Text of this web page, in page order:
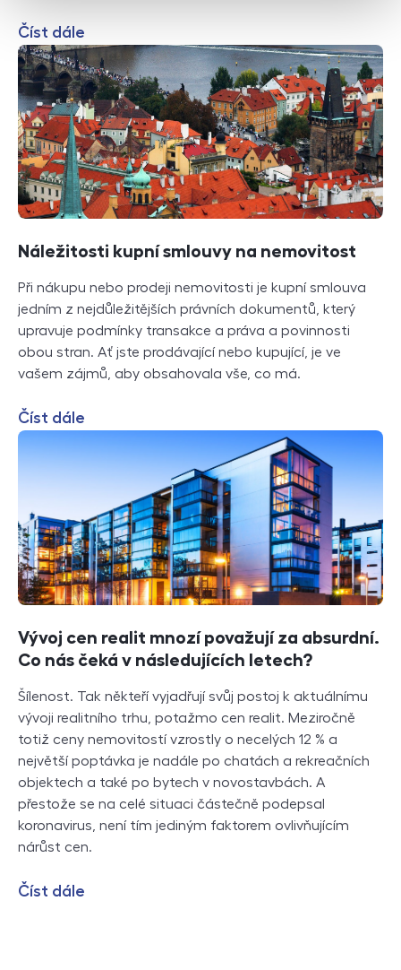
Číst dále
Náležitosti kupní smlouvy na nemovitost
Při nákupu nebo prodeji nemovitosti je kupní smlouva
jedním z nejdůležitějších právních dokumentů, který
upravuje podmínky transakce a práva a povinnosti
obou stran. Ať jste prodávající nebo kupující, je ve
vašem zájmů, aby obsahovala vše, co má.
Číst dále
Vývoj cen realit mnozí považují za absurdní.
Co nás čeká v následujících letech?
Šílenost. Tak někteří vyjadřují svůj postoj k aktuálnímu
vývoji realitního trhu, potažmo cen realit. Meziročně
totiž ceny nemovitostí vzrostly o necelých 12 % a
největší poptávka je nadále po chatách a rekreačních
objektech a také po bytech v novostavbách. A
přestože se na celé situaci částečně podepsal
koronavirus, není tím jediným faktorem ovlivňujícím
nárůst cen.
Číst dále